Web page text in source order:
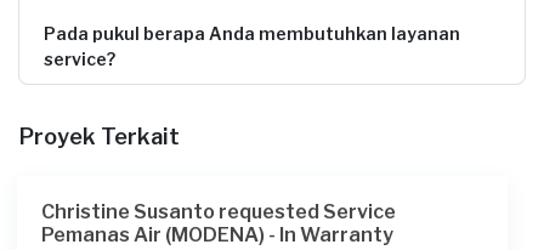
Pada pukul berapa Anda membutuhkan layanan
service?
Berapa budget total untuk layanan ini?
Catatan
Proyek Terkait
Christine Susanto requested Service
Pemanas Air (MODENA) - In Warranty